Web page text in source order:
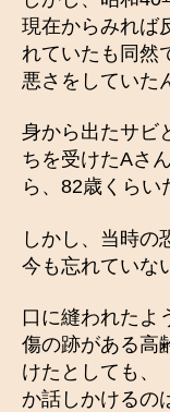
現在からみれば
れていたも同然
悪さをしていた
身から出たサビ
ちを受けたAさ
ら、82歳くらい
しかし、当時の
今も忘れていな
口に縫われたよ
傷の跡がある高
けたとしても、
か話しかけるの